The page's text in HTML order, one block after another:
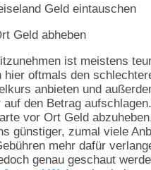
Geld eintauschen
Geld abheben
ist meistens
hier oftmals den
anbieten und
auf den Betrag
vor Ort Geld
günstiger, zumal viele
mehr dafür
genau geschaut